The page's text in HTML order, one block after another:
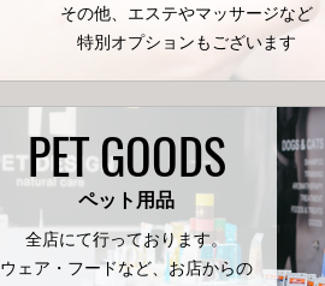
その他、エステやマッサージなど
特別オプションもございます
PET GOODS
ペット用品
全店にて行っております。
ウェア・フードなど、お店からの